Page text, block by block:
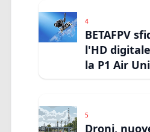
4
BETAFPV
l'HD
la P1 Air
5
Droni,